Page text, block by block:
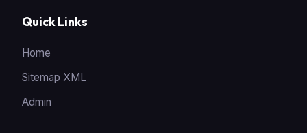
Quick Links
Home
Sitemap XML
Admin